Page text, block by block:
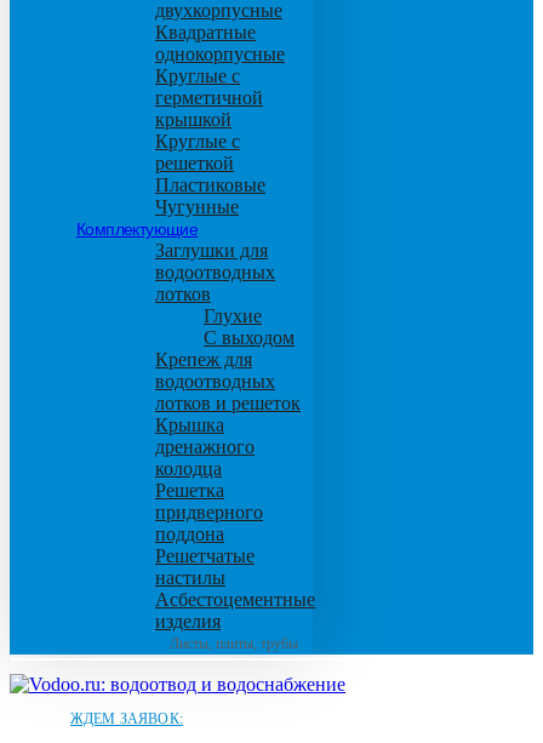
двухкорпусные
Квадратные
однокорпусные
Круглые с
герметичной
крышкой
Круглые с
решеткой
Пластиковые
Чугунные
Комплектующие
Заглушки для
водоотводных
лотков
Глухие
С выходом
Крепеж для
водоотводных
лотков и решеток
Крышка
дренажного
колодца
Решетка
придверного
поддона
Решетчатые
настилы
Асбестоцементные
изделия
Листы, плиты, трубы
ЖДЕМ ЗАЯВОК: